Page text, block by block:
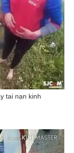
tai nạn kinh